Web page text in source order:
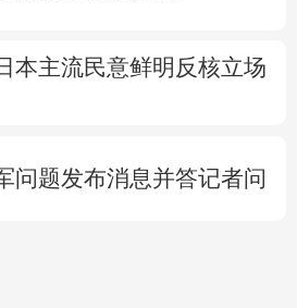
本主流民意鲜明反核立场
问题发布消息并答记者问